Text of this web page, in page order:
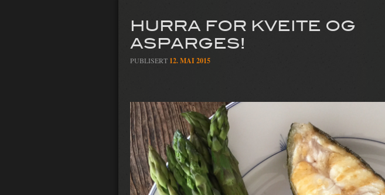
HURRA FOR KVEITE OG
ASPARGES!
PUBLISERT 12. MAI 2015